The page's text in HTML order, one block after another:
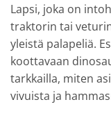
Lapsi, joka on
traktorin tai
yleistä palapeliä.
koottavaan
tarkkailla, miten
vivuista ja